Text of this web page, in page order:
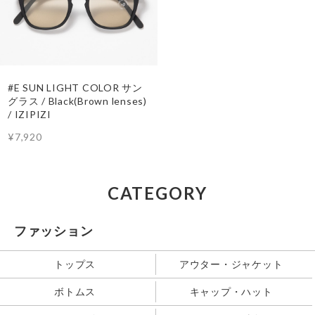
#E SUN LIGHT COLOR サン
グラス / Black(Brown lenses)
/ IZIPIZI
¥7,920
CATEGORY
ファッション
トップス アウター・ジャケット
ボトムス キャップ・ハット